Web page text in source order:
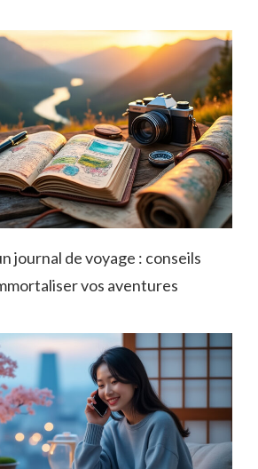
journal de voyage : conseils
vos aventures